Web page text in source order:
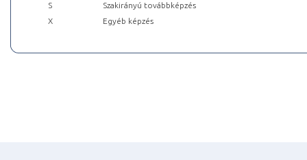
S
Szakirányú továbbképzés
X
Egyéb képzés